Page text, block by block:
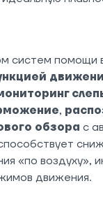
систем помощи
,
обзора с
«по воздуху»,
движения.